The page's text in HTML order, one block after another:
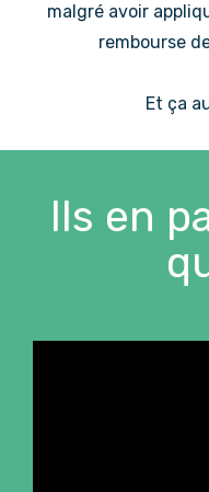
malgré avoir
rembourse
Et ça
Ils en